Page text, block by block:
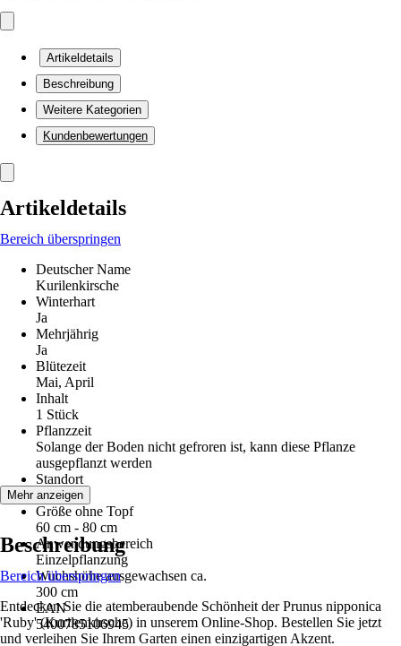
Artikeldetails
Beschreibung
Weitere Kategorien
Kundenbewertungen
Artikeldetails
Bereich überspringen
Deutscher Name
Kurilenkirsche
Winterhart
Ja
Mehrjährig
Ja
Blütezeit
Mai, April
Inhalt
1 Stück
Pflanzzeit
Solange der Boden nicht gefroren ist, kann diese Pflanze
ausgepflanzt werden
Standort
Sonne
Größe ohne Topf
60 cm - 80 cm
Anwendungsbereich
Einzelpflanzung
Wuchshöhe ausgewachsen ca.
300 cm
EAN
5400785106945
Mehr anzeigen
Beschreibung
Bereich überspringen
Entdecken Sie die atemberaubende Schönheit der Prunus nipponica
'Ruby' (Kurilenkirsche) in unserem Online-Shop. Bestellen Sie jetzt
und verleihen Sie Ihrem Garten einen einzigartigen Akzent.